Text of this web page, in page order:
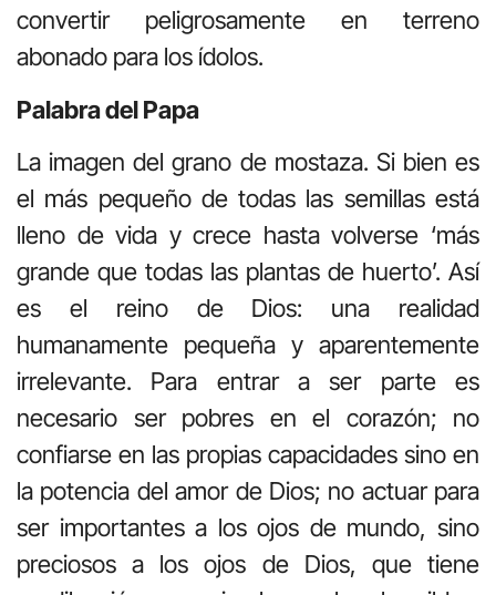
convertir peligrosamente en terreno
abonado para los ídolos.
Palabra del Papa
La imagen del grano de mostaza. Si bien es
el más pequeño de todas las semillas está
lleno de vida y crece hasta volverse ‘más
grande que todas las plantas de huerto’. Así
es el reino de Dios: una realidad
humanamente pequeña y aparentemente
irrelevante. Para entrar a ser parte es
necesario ser pobres en el corazón; no
confiarse en las propias capacidades sino en
la potencia del amor de Dios; no actuar para
ser importantes a los ojos de mundo, sino
preciosos a los ojos de Dios, que tiene